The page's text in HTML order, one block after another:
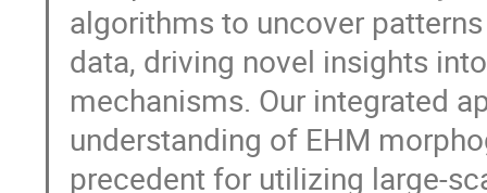
algorithms to uncover
data, driving novel insights
mechanisms. Our integrated
understanding of EHM
precedent for utilizing large-